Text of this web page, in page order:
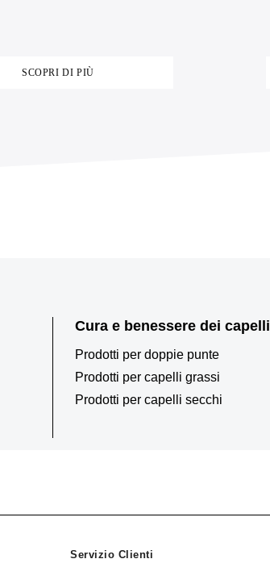
SCOPRI DI PIÙ
Cura e benessere dei capelli
Prodotti per doppie punte
Prodotti per capelli grassi
Prodotti per capelli secchi
Servizio Clienti